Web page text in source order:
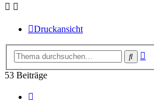
Druckansicht
Suche
53 Beiträge